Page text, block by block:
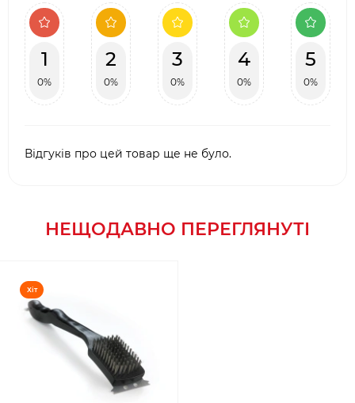
1
0%
2
0%
3
0%
4
0%
5
0%
Відгуків про цей товар ще не було.
НЕЩОДАВНО ПЕРЕГЛЯНУТІ
Хіт